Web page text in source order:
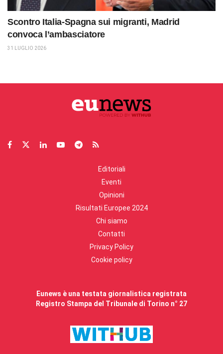
Scontro Italia-Spagna sui migranti, Madrid
convoca l’ambasciatore
31 LUGLIO 2026
Editoriali
Eventi
Opinioni
Risultati Europee 2024
Chi siamo
Contatti
Privacy Policy
Cookie policy
Eunews è una testata giornalistica registrata
Registro Stampa del Tribunale di Torino n° 27